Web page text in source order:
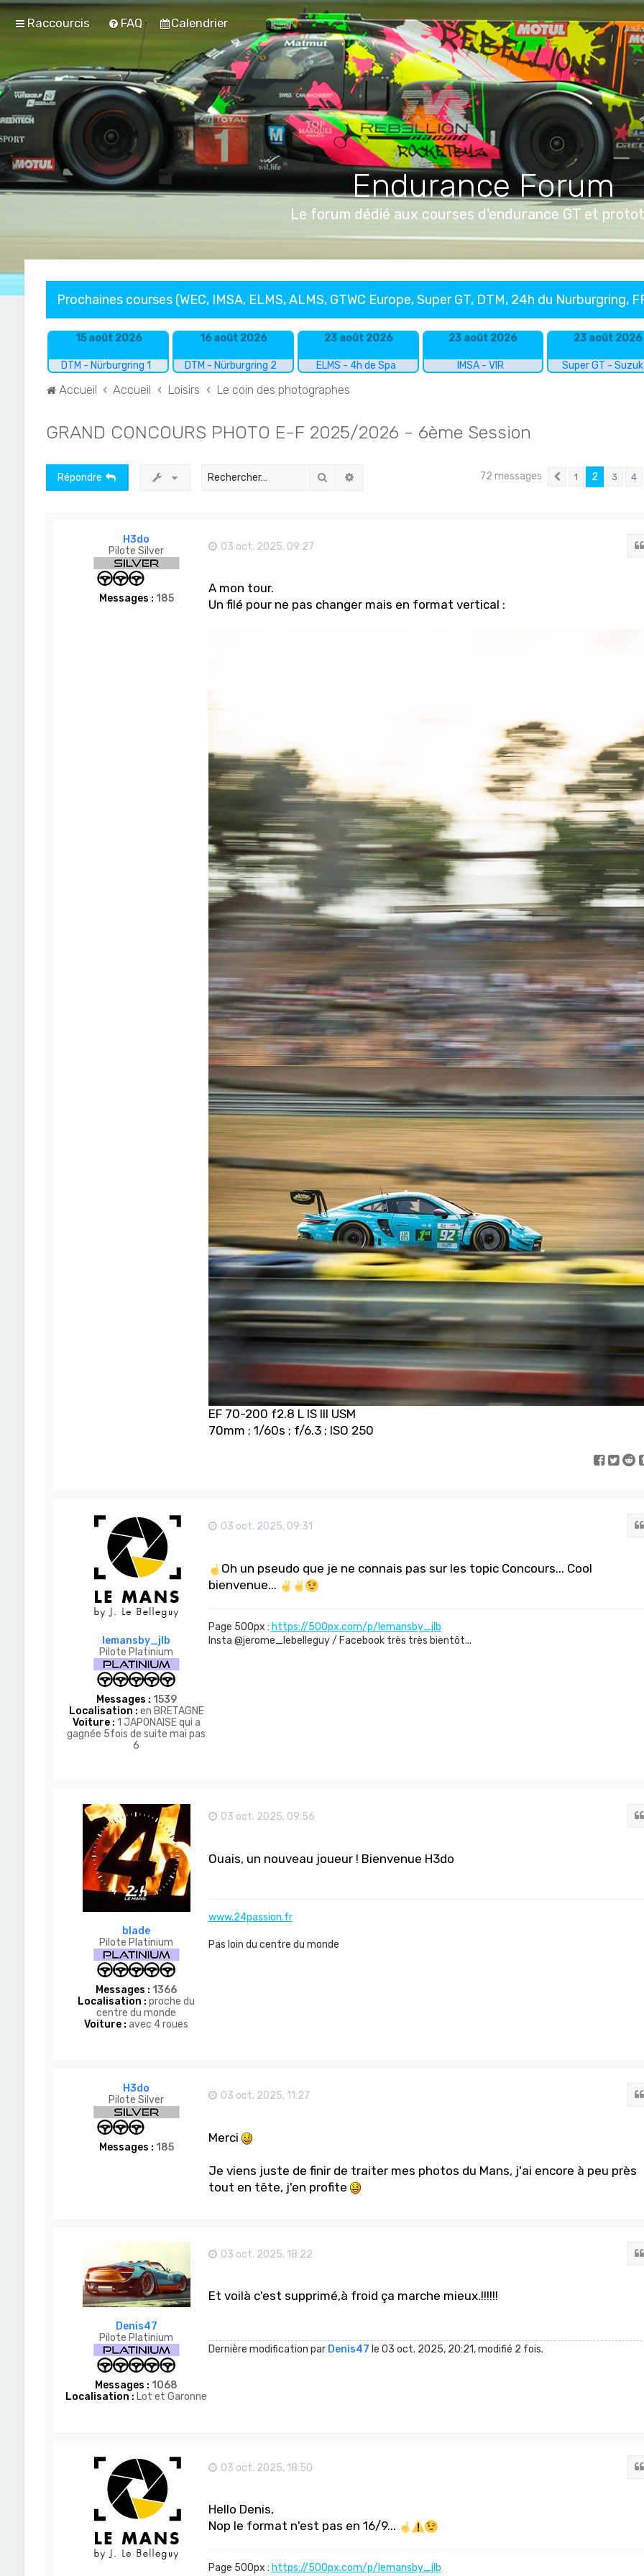
Raccourcis FAQ Calendrier
Endurance Forum
Le forum dédié aux courses d'endurance GT et
Prochaines courses (WEC, IMSA, ELMS, ALMS, GTWC Europe, Super GT, DTM, 24h du Nurburgring,
15 août 2026
DTM - Nürburgring 1
16 août 2026
DTM - Nürburgring 2
23 août 2026
ELMS - 4h de Spa
23 août 2026
IMSA - VIR
23 août 2026
Super GT -
Accueil Accueil Loisirs Le coin des photographes
GRAND CONCOURS PHOTO E-F 2025/2026 - 6ème Session
Répondre Rechercher 72 messages Précédent
1 2 3 4
H3do
Pilote Silver
Messages : 185
03 oct. 2025, 09:27
A mon tour.
Un filé pour ne pas changer mais en format vertical :
EF 70-200 f2.8 L IS III USM
70mm ; 1/60s ; f/6.3 ; ISO 250
lemansby_jlb
Pilote Platinium
Messages : 1539
Localisation : en BRETAGNE
Voiture : 1 JAPONAISE qui a
gagnée 5fois de suite mai pas
6
03 oct. 2025, 09:31
Oh un pseudo que je ne connais pas sur les topic Concours... Cool
bienvenue...
Page 500px : https://500px.com/p/lemansby_jlb
Insta @jerome_lebelleguy / Facebook très très bientôt...
blade
Pilote Platinium
Messages : 1366
Localisation : proche du
centre du monde
Voiture : avec 4 roues
03 oct. 2025, 09:56
Ouais, un nouveau joueur ! Bienvenue H3do
www.24passion.fr
Pas loin du centre du monde
H3do
Pilote Silver
Messages : 185
03 oct. 2025, 11:27
Merci
Je viens juste de finir de traiter mes photos du Mans, j'ai encore à peu près
tout en tête, j'en profite
Denis47
Pilote Platinium
Messages : 1068
Localisation : Lot et Garonne
03 oct. 2025, 18:22
Et voilà c'est supprimé,à froid ça marche mieux.!!!!!!
Dernière modification par Denis47 le 03 oct. 2025, 20:21, modifié 2 fois.
03 oct. 2025, 18:50
Hello Denis,
Nop le format n'est pas en 16/9...
Page 500px : https://500px.com/p/lemansby_jlb